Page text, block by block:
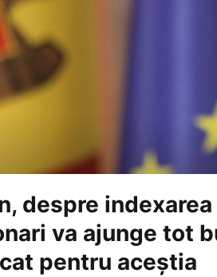
despre
va ajunge tot
pentru aceștia